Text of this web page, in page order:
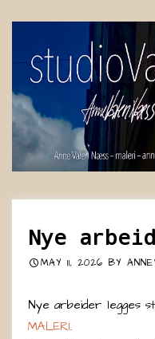
content
Nye
MAY 11, 2026 BY
Nye arbeider legges
MALERI.